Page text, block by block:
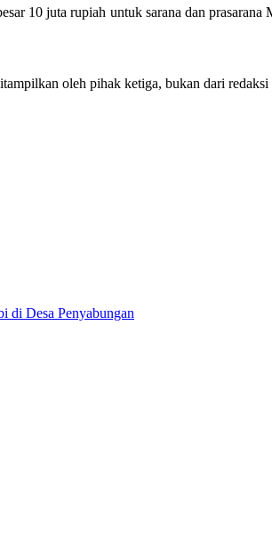
10 juta rupiah untuk sarana dan
oleh pihak ketiga, bukan dari
di Desa Penyabungan